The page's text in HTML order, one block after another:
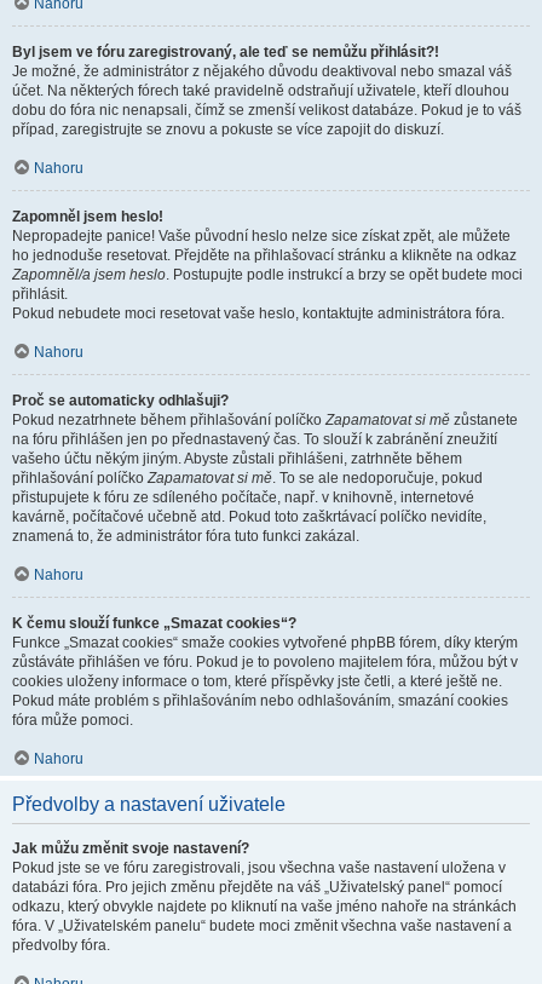
Nahoru
Byl jsem ve fóru zaregistrovaný, ale teď se nemůžu přihlásit?!
Je možné, že administrátor z nějakého důvodu deaktivoval nebo smazal váš
účet. Na některých fórech také pravidelně odstraňují uživatele, kteří dlouhou
dobu do fóra nic nenapsali, čímž se zmenší velikost databáze. Pokud je to váš
případ, zaregistrujte se znovu a pokuste se více zapojit do diskuzí.
Nahoru
Zapomněl jsem heslo!
Nepropadejte panice! Vaše původní heslo nelze sice získat zpět, ale můžete
ho jednoduše resetovat. Přejděte na přihlašovací stránku a klikněte na odkaz
Zapomněl/a jsem heslo. Postupujte podle instrukcí a brzy se opět budete moci
přihlásit.
Pokud nebudete moci resetovat vaše heslo, kontaktujte administrátora fóra.
Nahoru
Proč se automaticky odhlašuji?
Pokud nezatrhnete během přihlašování políčkoZapamatovat si mě zůstanete
na fóru přihlášen jen po přednastavený čas. To slouží k zabránění zneužití
vašeho účtu někým jiným. Abyste zůstali přihlášeni, zatrhněte během
přihlašování políčkoZapamatovat si mě. To se ale nedoporučuje, pokud
přistupujete k fóru ze sdíleného počítače, např. v knihovně, internetové
kavárně, počítačové učebně atd. Pokud toto zaškrtávací políčko nevidíte,
znamená to, že administrátor fóra tuto funkci zakázal.
Nahoru
K čemu slouží funkce „Smazat cookies“?
Funkce „Smazat cookies“ smaže cookies vytvořené phpBB fórem, díky kterým
zůstáváte přihlášen ve fóru. Pokud je to povoleno majitelem fóra, můžou být v
cookies uloženy informace o tom, které příspěvky jste četli, a které ještě ne.
Pokud máte problém s přihlašováním nebo odhlašováním, smazání cookies
fóra může pomoci.
Nahoru
Předvolby a nastavení uživatele
Jak můžu změnit svoje nastavení?
Pokud jste se ve fóru zaregistrovali, jsou všechna vaše nastavení uložena v
databázi fóra. Pro jejich změnu přejděte na váš „Uživatelský panel“ pomocí
odkazu, který obvykle najdete po kliknutí na vaše jméno nahoře na stránkách
fóra. V „Uživatelském panelu“ budete moci změnit všechna vaše nastavení a
předvolby fóra.